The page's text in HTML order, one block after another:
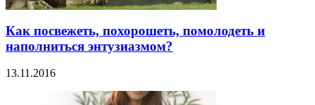
Как посвежеть, похорошеть, помолодеть и
наполниться энтузиазмом?
13.11.2016